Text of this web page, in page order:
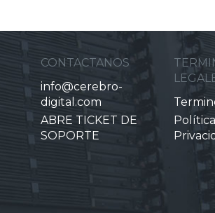
CONTACTANOS
info@cerebro-
digital.com
ABRE TICKET DE
SOPORTE